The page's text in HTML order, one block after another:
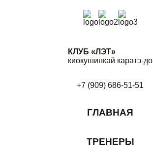
КЛУБ «ЛЭТ»
киокушинкай каратэ-до
+7 (909) 686-51-51
ГЛАВНАЯ
ТРЕНЕРЫ